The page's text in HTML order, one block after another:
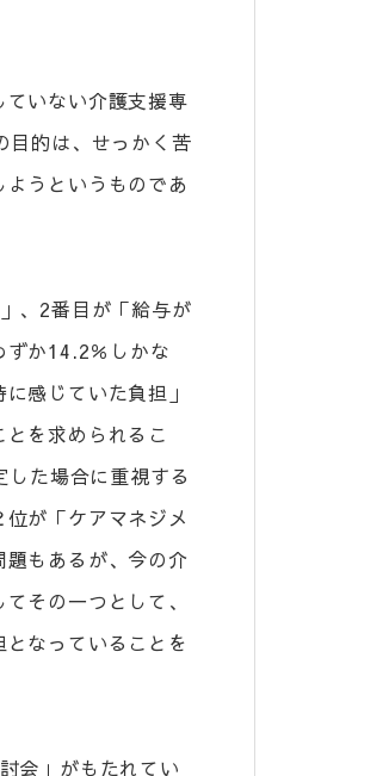
いない介護支援専
目的は、せっかく苦
うというものであ
、2番目が「給与が
ずか14.2％しかな
感じていた負担」
を求められるこ
た場合に重視する
が「ケアマネジメ
もあるが、今の介
その一つとして、
なっていることを
会」がもたれてい